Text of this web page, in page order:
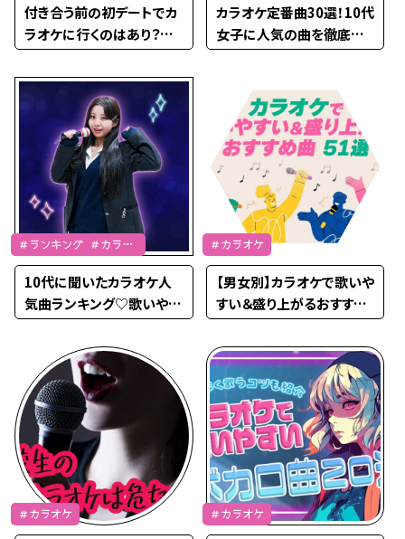
付き合う前の初デートでカ
ラオケに行くのはあり？女
子高校生の本音を調査
カラオケ定番曲30選！10代
女子に人気の曲を徹底調
査♡
＃ランキング ＃カラオ
ケ ＃JK流行通信
10代に聞いたカラオケ人
気曲ランキング♡歌いやす
い＆盛り上がる曲
＃カラオケ
【男女別】カラオケで歌いや
すい＆盛り上がるおすすめ
曲51選
＃カラオケ ＃カラオケ